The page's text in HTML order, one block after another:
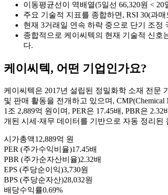
이동평균선이 역배열(5일선 66,320원 <
주요 기술적 지표를 종합하면, RSI 30(과
현재 3거래일 연속 하락 중으로 단기 조정
종합적으로 케이씨텍의 현재 기술적 신호
다.
케이씨텍, 어떤 기업인가요?
케이씨텍은 2017년 설립된 정밀화학 소재 전문
및 판매 활동을 전개하고 있으며,
1조 2,889억 원이며, PER은 17.45배, PBR은
개된 시세·재무 데이터를 기반으로 자동 정리
시가총액12,889억 원
PER (주가수익비율)17.45배
PBR (주가순자산비율)2.32배
EPS (주당순이익)3,730원
BPS (주당순자산)28,032원
배당수익률0.69%